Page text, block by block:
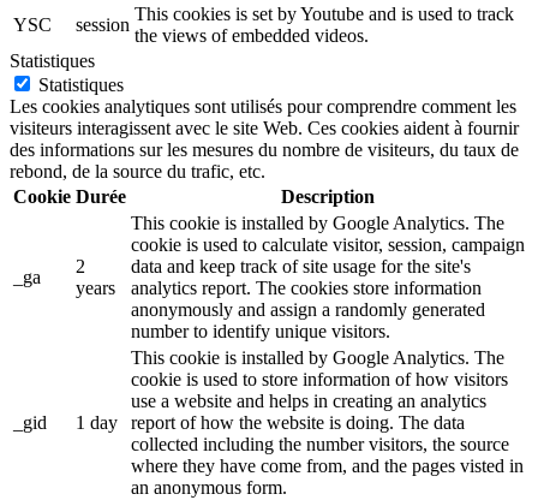
YSC
session
This cookies is set by Youtube and is used to track
the views of embedded videos.
Statistiques
Statistiques
Les cookies analytiques sont utilisés pour comprendre comment les
visiteurs interagissent avec le site Web. Ces cookies aident à fournir
des informations sur les mesures du nombre de visiteurs, du taux de
rebond, de la source du trafic, etc.
Cookie Durée Description
_ga
2
years
This cookie is installed by Google Analytics. The
cookie is used to calculate visitor, session, campaign
data and keep track of site usage for the site's
analytics report. The cookies store information
anonymously and assign a randomly generated
number to identify unique visitors.
_gid 1 day
This cookie is installed by Google Analytics. The
cookie is used to store information of how visitors
use a website and helps in creating an analytics
report of how the website is doing. The data
collected including the number visitors, the source
where they have come from, and the pages visted in
an anonymous form.